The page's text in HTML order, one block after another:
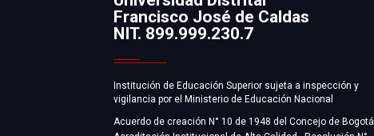
Información
Francisco José de Caldas
NIT. 899.999.230.7
Institución de Educación Superior sujeta a inspección y
vigilancia por el Ministerio de Educación Nacional
Acuerdo de creación N° 10 de 1948 del Concejo de Bogotá